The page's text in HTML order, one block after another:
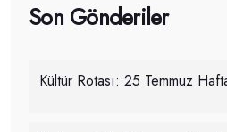
Son Gönderiler
Kültür Rotası: 25 Temmuz